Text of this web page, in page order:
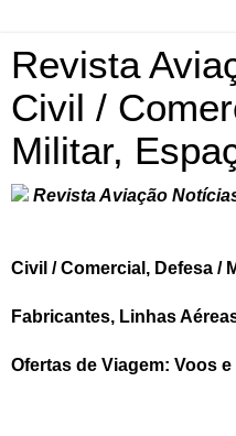
Revista
Civil /
Militar,
Revista Aviação
Civil / Comercial, Defesa /
Fabricantes, Linhas
Ofertas de Viagem: Voos